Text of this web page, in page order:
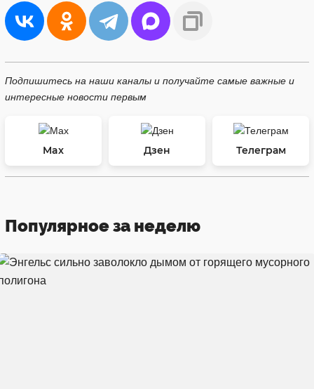
Подпишитесь на наши каналы и получайте самые важные и
интересные новости первым
Max Дзен Телеграм
Популярное за неделю